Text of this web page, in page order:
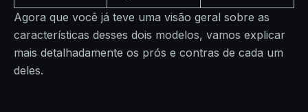
Agora que você já teve uma visão geral sobre as
características desses dois modelos, vamos explicar
mais detalhadamente os prós e contras de cada um
deles.